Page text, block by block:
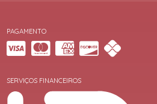
PAGAMENTO
SERVIÇOS FINANCEIROS